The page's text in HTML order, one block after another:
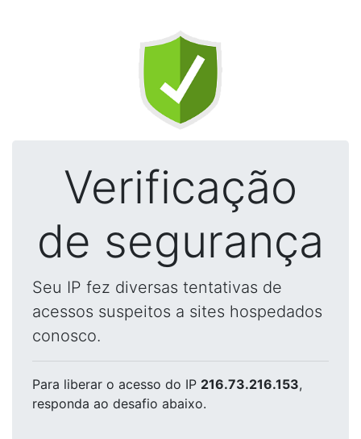
Verificação
de segurança
Seu IP fez diversas tentativas de
acessos suspeitos a sites hospedados
conosco.
Para liberar o acesso do IP 216.73.216.153,
responda ao desafio abaixo.